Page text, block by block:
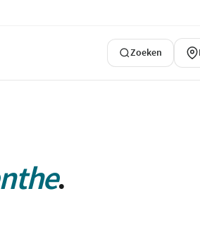
Zoeken
.